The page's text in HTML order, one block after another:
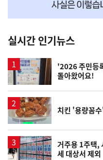
뉴
스
실시간 인기뉴스
'2026 주민등
돌아왔어요!
치킨 '용량꼼
거주용 1주택,
세 대상서 제외